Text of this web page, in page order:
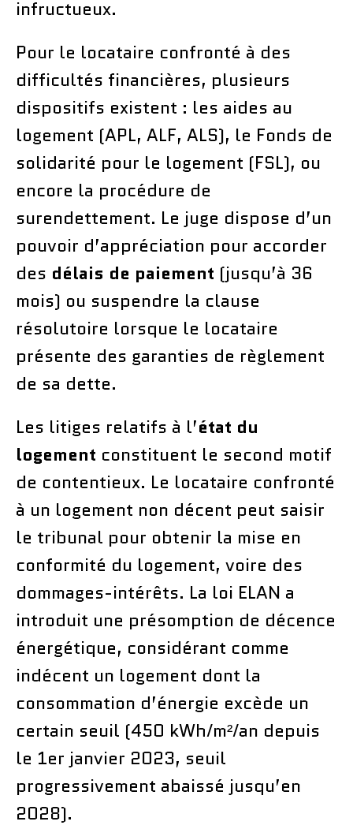
infructueux.
Pour le locataire confronté à des
difficultés financières, plusieurs
dispositifs existent : les aides au
logement (APL, ALF, ALS), le Fonds de
solidarité pour le logement (FSL), ou
encore la procédure de
surendettement. Le juge dispose d’un
pouvoir d’appréciation pour accorder
des délais de paiement (jusqu’à 36
mois) ou suspendre la clause
résolutoire lorsque le locataire
présente des garanties de règlement
de sa dette.
Les litiges relatifs à l’état du
logement constituent le second motif
de contentieux. Le locataire confronté
à un logement non décent peut saisir
le tribunal pour obtenir la mise en
conformité du logement, voire des
dommages-intérêts. La loi ELAN a
introduit une présomption de décence
énergétique, considérant comme
indécent un logement dont la
consommation d’énergie excède un
certain seuil (450 kWh/m²/an depuis
le 1er janvier 2023, seuil
progressivement abaissé jusqu’en
2028).